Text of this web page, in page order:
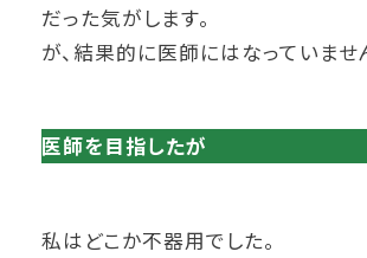
だった気がします。
が、結果的に医師にはなっていませ
医師を目指したが
私はどこか不器用でした。